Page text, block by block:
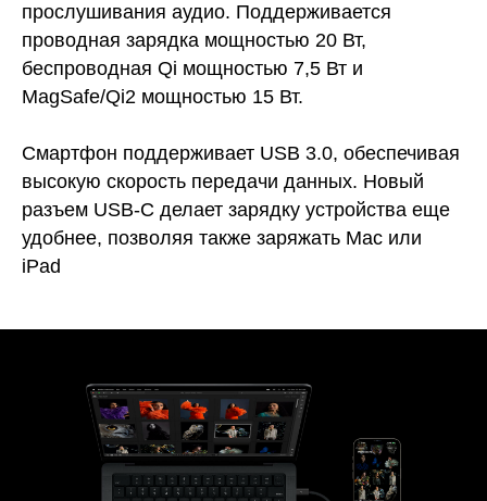
прослушивания аудио. Поддерживается
проводная зарядка мощностью 20 Вт,
беспроводная Qi мощностью 7,5 Вт и
MagSafe/Qi2 мощностью 15 Вт.
Смартфон поддерживает USB 3.0, обеспечивая
высокую скорость передачи данных. Новый
разъем USB‑C делает зарядку устройства еще
удобнее, позволяя также заряжать Mac или
iPad